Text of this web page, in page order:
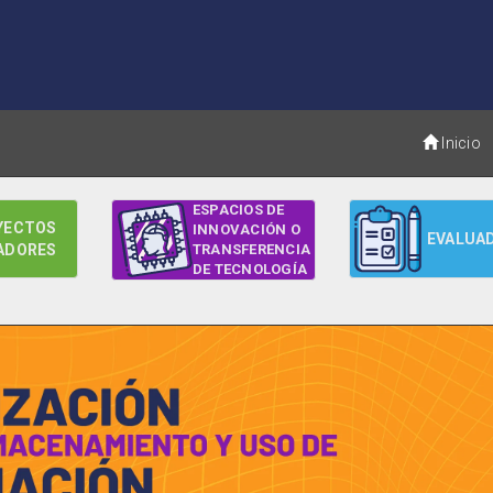
Inicio
ESPACIOS DE
INNOVACIÓN O
TRANSFERENCIA
DE TECNOLOGÍA